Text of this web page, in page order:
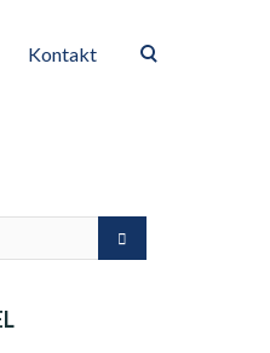
Kontakt